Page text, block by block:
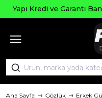
Yapı Kredi ve Garanti
Ana Sayfa Gözlük Erkek